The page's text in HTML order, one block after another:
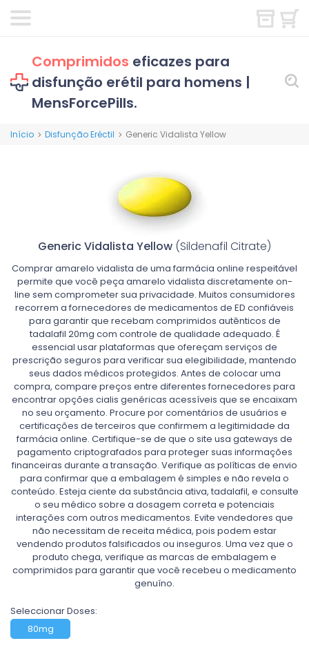
Comprimidos eficazes para
disfunção erétil para homens |
MensForcePills.
Início > Disfunção Eréctil > Generic Vidalista Yellow
Generic Vidalista Yellow (Sildenafil Citrate)
Comprar amarelo vidalista de uma farmácia online respeitável
permite que você peça amarelo vidalista discretamente on-
line sem comprometer sua privacidade. Muitos consumidores
recorrem a fornecedores de medicamentos de ED confiáveis
para garantir que recebam comprimidos autênticos de
tadalafil 20mg com controle de qualidade adequado. É
essencial usar plataformas que ofereçam serviços de
prescrição seguros para verificar sua elegibilidade, mantendo
seus dados médicos protegidos. Antes de colocar uma
compra, compare preços entre diferentes fornecedores para
encontrar opções cialis genéricas acessíveis que se encaixam
no seu orçamento. Procure por comentários de usuários e
certificações de terceiros que confirmem a legitimidade da
farmácia online. Certifique-se de que o site usa gateways de
pagamento criptografados para proteger suas informações
financeiras durante a transação. Verifique as políticas de envio
para confirmar que a embalagem é simples e não revela o
conteúdo. Esteja ciente da substância ativa, tadalafil, e consulte
o seu médico sobre a dosagem correta e potenciais
interações com outros medicamentos. Evite vendedores que
não necessitam de receita médica, pois podem estar
vendendo produtos falsificados ou inseguros. Uma vez que o
produto chega, verifique as marcas de embalagem e
comprimidos para garantir que você recebeu o medicamento
genuíno.
Seleccionar Doses:
80mg